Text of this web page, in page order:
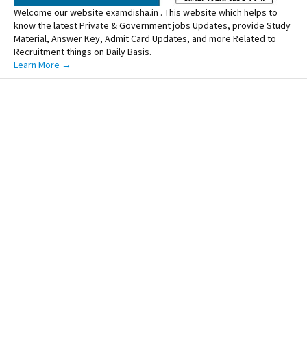
Welcome our website examdisha.in . This website which helps to
know the latest Private & Government jobs Updates, provide Study
Material, Answer Key, Admit Card Updates, and more Related to
Recruitment things on Daily Basis.
Learn More →